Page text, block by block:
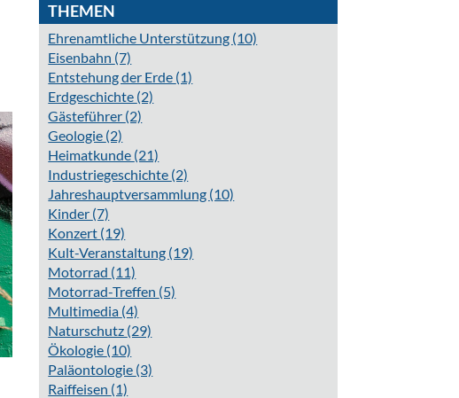
THEMEN
Ehrenamtliche Unterstützung (10)
Eisenbahn (7)
Entstehung der Erde (1)
Erdgeschichte (2)
Gästeführer (2)
Geologie (2)
Heimatkunde (21)
Industriegeschichte (2)
Jahreshauptversammlung (10)
Kinder (7)
Konzert (19)
Kult-Veranstaltung (19)
Motorrad (11)
Motorrad-Treffen (5)
Multimedia (4)
Naturschutz (29)
Ökologie (10)
Paläontologie (3)
Raiffeisen (1)